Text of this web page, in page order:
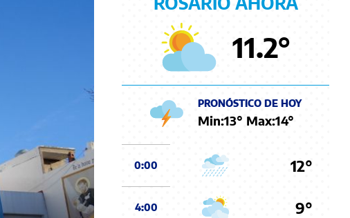
11.2°
PRONÓSTICO DE HOY
Min:13° Max:14°
0:00 12°
4:00 9°